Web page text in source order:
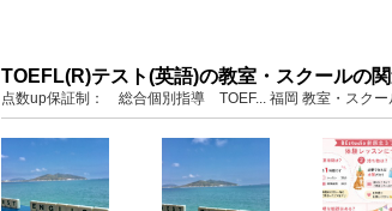
TOEFL(R)テスト(英語)の教室・スクールの
点数up保証制： 総合個別指導 TOEF... 福岡 教室・スクー